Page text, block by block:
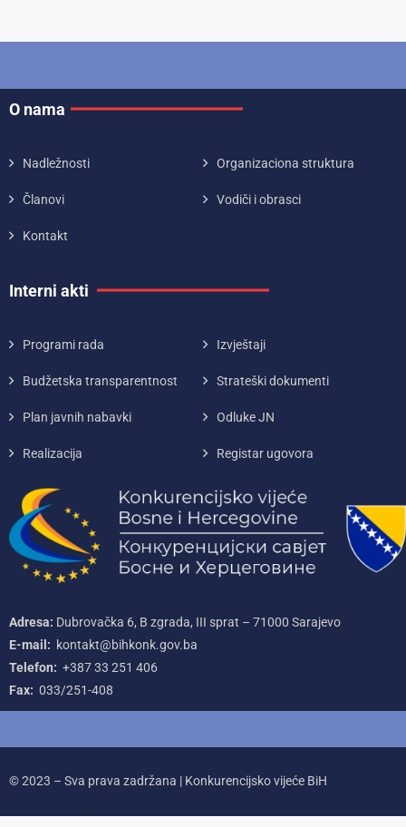
O nama
Nadležnosti Organizaciona struktura
Članovi Vodiči i obrasci
Kontakt
Interni akti
Programi rada Izvještaji
Budžetska transparentnost Strateški dokumenti
Plan javnih nabavki Odluke JN
Realizacija Registar ugovora
Adresa: Dubrovačka 6, B zgrada, III sprat – 71000‌ Sarajevo
E-mail: kontakt@bihkonk.gov.ba
Telefon: +387‌ 33‌ 251‌ 406
Fax: 033/251-408
© 2023 – Sva prava zadržana | Konkurencijsko vijeće BiH